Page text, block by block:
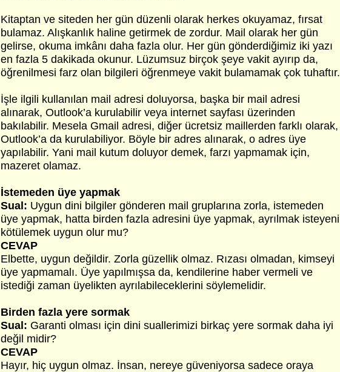
Kitaptan ve siteden her gün düzenli olarak herkes okuyamaz, fırsat
bulamaz. Alışkanlık haline getirmek de zordur. Mail olarak her gün
gelirse, okuma imkânı daha fazla olur. Her gün gönderdiğimiz iki yazı
en fazla 5 dakikada okunur. Lüzumsuz birçok şeye vakit ayırıp da,
öğrenilmesi farz olan bilgileri öğrenmeye vakit bulamamak çok tuhaftır.
İşle ilgili kullanılan mail adresi doluyorsa, başka bir mail adresi
alınarak, Outlook’a kurulabilir veya internet sayfası üzerinden
bakılabilir. Mesela Gmail adresi, diğer ücretsiz maillerden farklı olarak,
Outlook’a da kurulabiliyor. Böyle bir adres alınarak, o adres üye
yapılabilir. Yani mail kutum doluyor demek, farzı yapmamak için,
mazeret olamaz.
İstemeden üye yapmak
Sual: Uygun dini bilgiler gönderen mail gruplarına zorla, istemeden
üye yapmak, hatta birden fazla adresini üye yapmak, ayrılmak isteyeni
kötülemek uygun olur mu?
CEVAP
Elbette, uygun değildir. Zorla güzellik olmaz. Rızası olmadan, kimseyi
üye yapmamalı. Üye yapılmışsa da, kendilerine haber vermeli ve
istediği zaman üyelikten ayrılabileceklerini söylemelidir.
Birden fazla yere sormak
Sual: Garanti olması için dini suallerimizi birkaç yere sormak daha iyi
değil midir?
CEVAP
Hayır, hiç uygun olmaz. İnsan, nereye güveniyorsa sadece oraya